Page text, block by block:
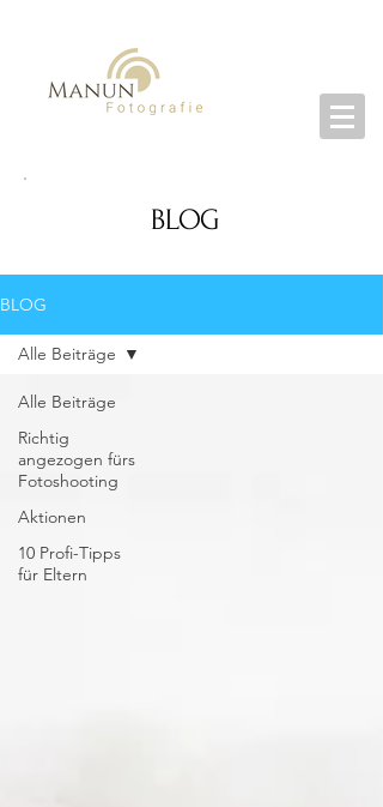
BLOG
BLOG
Alle Beiträge
Richtig
angezogen fürs
Fotoshooting
Aktionen
10 Profi-Tipps
für Eltern
Alle Beiträge